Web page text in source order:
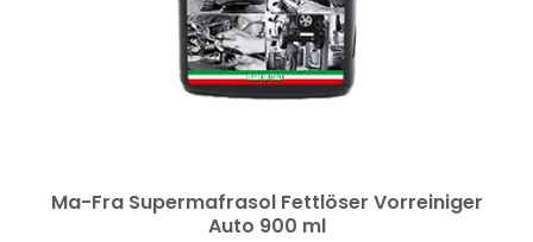
Ma-Fra Supermafrasol Fettlöser Vorreiniger
Auto 900 ml